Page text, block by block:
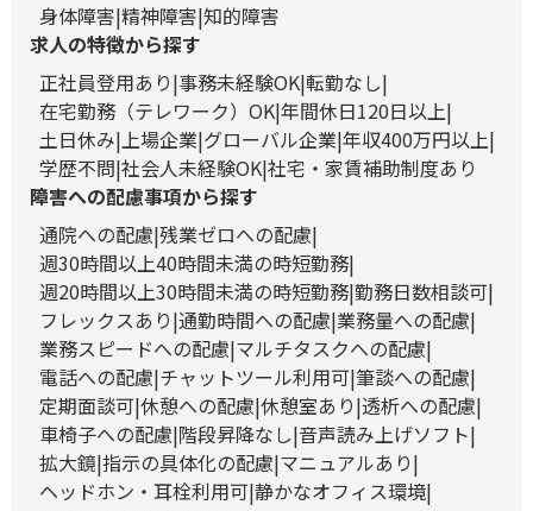
身体障害 精神障害 知的障害
求人の特徴から探す
正社員登用あり 事務未経験OK 転勤なし
在宅勤務（テレワーク）OK 年間休日120日以上
土日休み 上場企業 グローバル企業 年収400万円以上
学歴不問 社会人未経験OK 社宅・家賃補助制度あり
障害への配慮事項から探す
通院への配慮 残業ゼロへの配慮
週30時間以上40時間未満の時短勤務
週20時間以上30時間未満の時短勤務 勤務日数相談可
フレックスあり 通勤時間への配慮 業務量への配慮
業務スピードへの配慮 マルチタスクへの配慮
電話への配慮 チャットツール利用可 筆談への配慮
定期面談可 休憩への配慮 休憩室あり 透析への配慮
車椅子への配慮 階段昇降なし 音声読み上げソフト
拡大鏡 指示の具体化の配慮 マニュアルあり
ヘッドホン・耳栓利用可 静かなオフィス環境